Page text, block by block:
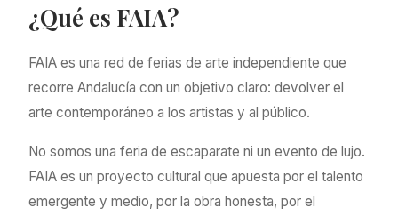
¿Qué es FAIA?
FAIA es una red de ferias de arte independiente que
recorre Andalucía con un objetivo claro: devolver el
arte contemporáneo a los artistas y al público.
No somos una feria de escaparate ni un evento de lujo.
FAIA es un proyecto cultural que apuesta por el talento
emergente y medio, por la obra honesta, por el